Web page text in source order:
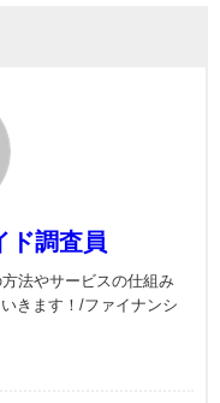
ド調査員
法やサービスの仕組み
きます！/ファイナンシ